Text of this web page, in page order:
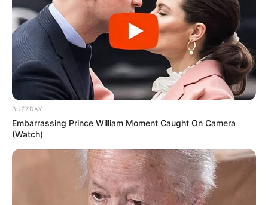
BUZZDAY
Embarrassing Prince William Moment Caught On Camera
(Watch)